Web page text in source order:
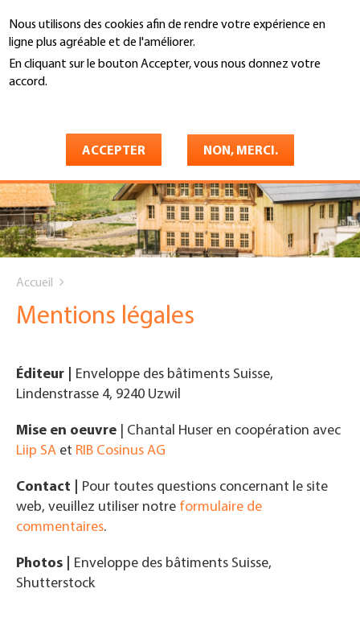
Nous utilisons des cookies afin de rendre votre expérience en
ligne plus agréable et de l'améliorer.
En cliquant sur le bouton Accepter, vous nous donnez votre
accord.
ACCEPTER NON, MERCI.
au
contenu
principal
Recherche
are
here
Accueil
Mentions légales
Éditeur
Enveloppe des bâtiments Suisse,
Lindenstrasse 4, 9240 Uzwil
Mise en oeuvre | Chantal Huser en coopération avec
Liip SA et RIB Cosinus AG
Contact
Pour toutes questions concernant le site
web, veuillez utiliser notre formulaire de
commentaires.
Photos
Enveloppe des bâtiments Suisse,
Shutterstock